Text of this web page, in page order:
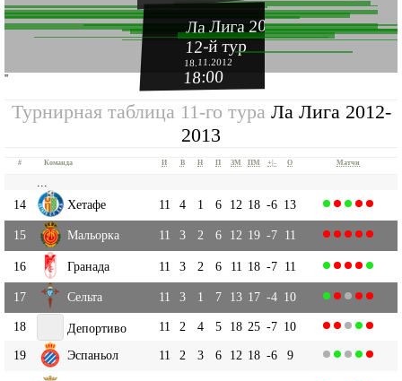
Ла Лига 2012-2013
12-й тур
18.11.2012
18:00
''
Турнирная таблица 11-го тура Ла Лига 2012-
2013
# Команда И В Н П ЗМ ПМ +|- О Матчи
14
Хетафе 11 4 1 6 12 18 -6 13
15 Мальорка 11 3 2 6 12 19 -7 11
16 Гранада 11 3 2 6 11 18 -7 11
17 Сельта 11 3 1 7 13 17 -4 10
18 Депортиво 11 2 4 5 18 25 -7 10
19
Эспаньол 11 2 3 6 12 18 -6 9